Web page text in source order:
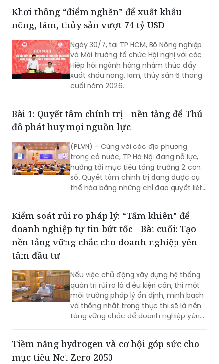
Khơi thông “điểm nghẽn” để xuất khẩu
nông, lâm, thủy sản vượt 74 tỷ USD
Ngày 30/7, tại TP HCM, Bộ Nông nghiệp
và Môi trường tổ chức Hội nghị với các
Hiệp hội ngành hàng nhằm thúc đẩy
xuất khẩu nông, lâm, thủy sản 6 tháng
cuối năm 2026.
Bài 1: Quyết tâm chính trị - nền tảng để Thủ
đô phát huy mọi nguồn lực
(PLVN) - Cùng với các địa phương
trong cả nước, TP Hà Nội đang nỗ lực,
hướng tới mục tiêu tăng trưởng 2 con
số. Quyết tâm chính trị đang được cụ
thể hóa bằng những chỉ đạo quyết liệt,
động lực quan trọng để TP khơi dậy
khát vọng tăng trưởng, cũng là nền
tảng để Thủ đô phát huy mọi nguồn
lực, tạo đà bứt phá trong giai đoạn
Kiểm soát rủi ro pháp lý: “Tấm khiên” để
doanh nghiệp tự tin bứt tốc - Bài cuối: Tạo
nền tảng vững chắc cho doanh nghiệp yên
tâm đầu tư
Nếu việc chủ động xây dựng hệ thống
quản trị rủi ro là điều kiện cần, thì một
môi trường pháp lý ổn định, minh bạch
và thống nhất trong thực thi sẽ là nền
tảng vững chắc để doanh nghiệp yên
doanh nghiệp, việc tiếp tục hoàn thiện
thể chế, tăng tính dự báo và thống
Tiềm năng hydrogen và cơ hội góp sức cho
mục tiêu Net Zero 2050